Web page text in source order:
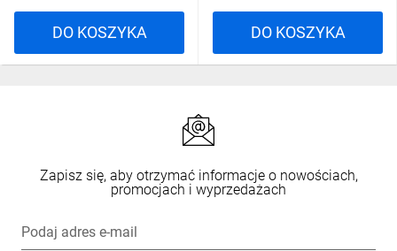
DO KOSZYKA DO KOSZYKA
Zapisz się, aby otrzymać informacje o nowościach,
promocjach i wyprzedażach
Podaj adres e-mail